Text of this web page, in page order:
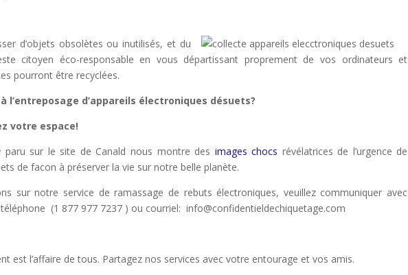
d’objets obsolètes ou inutilisés, et du
citoyen éco-responsable en vous départissant proprement de vos ordinateurs et
pourront être recyclées.
l’entreposage d’appareils électroniques désuets?
votre espace!
paru sur le site de Canald nous montre des images chocs révélatrices de l’urgence de
de facon à préserver la vie sur notre belle planète.
sur notre service de ramassage de rebuts électroniques, veuillez communiquer avec
(1 877 977 7237 ) ou courriel: info@confidentieldechiquetage.com
est l’affaire de tous. Partagez nos services avec votre entourage et vos amis.